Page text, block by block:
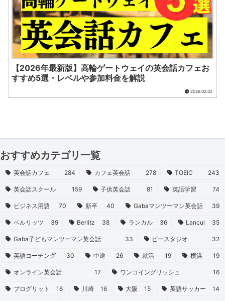
【2026年最新版】高輪ゲートウェイの英会話カフェお
すすめ5選・レベルや参加料金を解説
2026.02.02
おすすめカテゴリ一覧
英会話カフェ 284 カフェ英会話 278 TOEIC 243
英会話スクール 159 子供英会話 81 英語学習 74
ビジネス用語 70 新卒 40 Gabaマンツーマン英会話 39
ベルリッツ 39 Berlitz 38 ランカル 36 Lancul 35
Gaba子どもマンツーマン英会話 33 ビースタジオ 32
英語コーチング 30 中途 26 就活 19 横浜 19
オンライン英会話 17 ワンコイングリッシュ 16
プログリット 16 川崎 16 大阪 15 英語サッカー 14